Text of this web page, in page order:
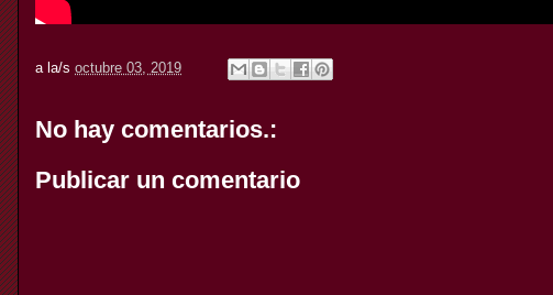
a la/s octubre 03, 2019
No hay comentarios.:
Publicar un comentario